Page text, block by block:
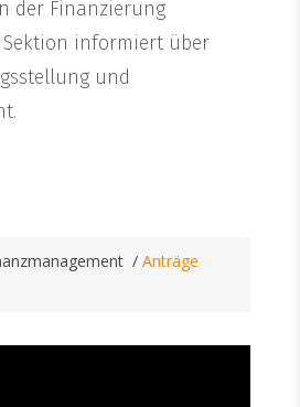
der Finanzierung
Sektion informiert über
und
/ Anträge